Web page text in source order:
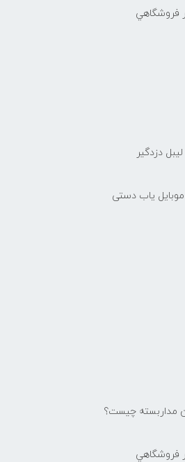
فروشگاهي
دزدگیر
یاب دستی
مداربسته چيست؟
فروشگاهي